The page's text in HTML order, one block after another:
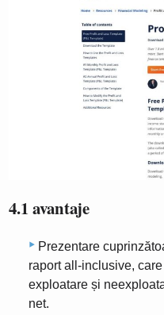
4.1 avantaje
Prezentare
raport all-inclusive,
exploatare și
net.